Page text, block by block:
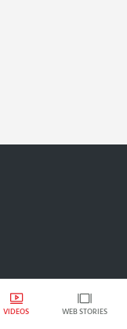
VIDEOS WEB STORIES